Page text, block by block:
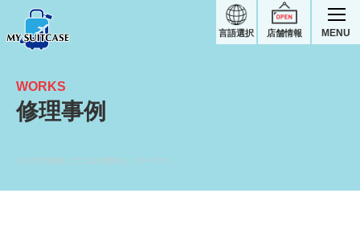
店舗情報
言語選択 MENU
WORKS
修理事例